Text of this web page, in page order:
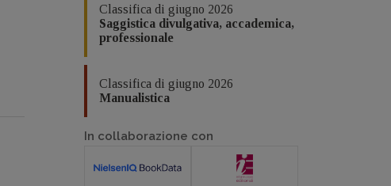
Classifica di giugno 2026
Saggistica divulgativa, accademica,
professionale
Classifica di giugno 2026
Manualistica
In collaborazione con